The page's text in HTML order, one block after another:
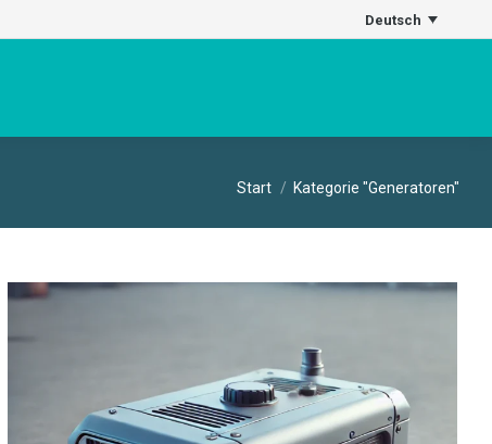
Deutsch
Sie befinden sich hier:
Start Kategorie "Generatoren"